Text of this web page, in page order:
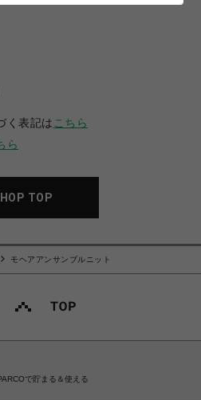
く表記は こちら
ら
TOP
モヘアアンサンブルニット
で貯まる＆使える